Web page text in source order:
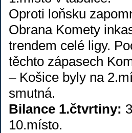
Oproti loňsku
Obrana Komety
trendem celé ligy.
těchto zápasech
– Košice byly na
smutná.
Bilance 1.čtvrtiny:
10.místo.